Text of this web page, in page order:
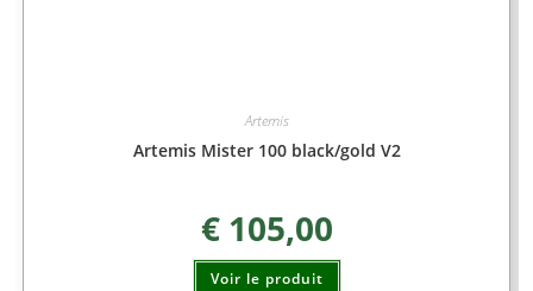
Artemis
Artemis Mister 100 black/gold V2
€105,00
Voir le produit